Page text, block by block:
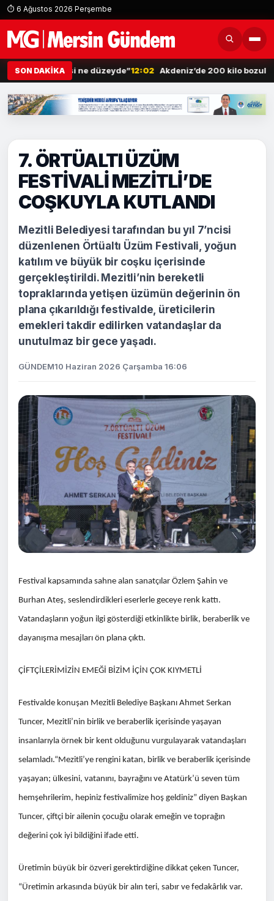
⏱ 6 Ağustos 2026 Perşembe
SON DAKİKA
kapasitesi ne düzeyde”12:02 Akdeniz’de 200 kilo bozulmuş
7. ÖRTÜALTI ÜZÜM
FESTİVALİ MEZİTLİ’DE
COŞKUYLA KUTLANDI
Mezitli Belediyesi tarafından bu yıl 7’ncisi
düzenlenen Örtüaltı Üzüm Festivali, yoğun
katılım ve büyük bir coşku içerisinde
gerçekleştirildi. Mezitli’nin bereketli
topraklarında yetişen üzümün değerinin ön
plana çıkarıldığı festivalde, üreticilerin
emekleri takdir edilirken vatandaşlar da
unutulmaz bir gece yaşadı.
GÜNDEM10 Haziran 2026 Çarşamba 16:06
Festival kapsamında sahne alan sanatçılar Özlem Şahin ve
Burhan Ateş, seslendirdikleri eserlerle geceye renk kattı.
Vatandaşların yoğun ilgi gösterdiği etkinlikte birlik, beraberlik ve
dayanışma mesajları ön plana çıktı.
ÇİFTÇİLERİMİZİN EMEĞİ BİZİM İÇİN ÇOK KIYMETLİ
Festivalde konuşan Mezitli Belediye Başkanı Ahmet Serkan
Tuncer, Mezitli’nin birlik ve beraberlik içerisinde yaşayan
insanlarıyla örnek bir kent olduğunu vurgulayarak vatandaşları
selamladı.“Mezitli’ye rengini katan, birlik ve beraberlik içerisinde
yaşayan; ülkesini, vatanını, bayrağını ve Atatürk’ü seven tüm
hemşehrilerim, hepiniz festivalimize hoş geldiniz” diyen Başkan
Tuncer, çiftçi bir ailenin çocuğu olarak emeğin ve toprağın
değerini çok iyi bildiğini ifade etti.
Üretimin büyük bir özveri gerektirdiğine dikkat çeken Tuncer,
“Üretimin arkasında büyük bir alın teri, sabır ve fedakârlık var.